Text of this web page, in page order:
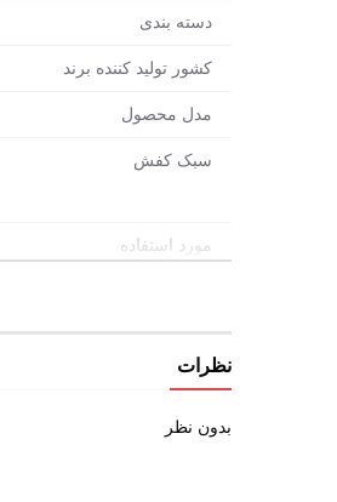
قابل استفاده در سفر،
انتخاب سایز کفش شبیه
همیشه یک سایز ثابت پوشیدید، همون
دسته بندی
کشور تولید کننده برند
مدل محصول
سبک کفش
مورد استفاده
نظرات
بدون نظر